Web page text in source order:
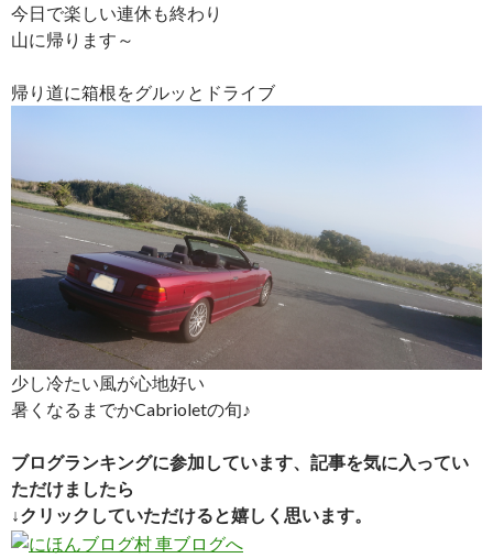
今日で楽しい連休も終わり
山に帰ります～
帰り道に箱根をグルッとドライブ
少し冷たい風が心地好い
暑くなるまでかCabrioletの旬♪
ブログランキングに参加しています、記事を気に入ってい
ただけましたら
↓クリックしていただけると嬉しく思います。